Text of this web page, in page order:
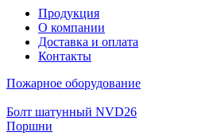
Продукция
О компании
Доставка и оплата
Контакты
Пожарное оборудование
Болт шатунный NVD26
Поршни